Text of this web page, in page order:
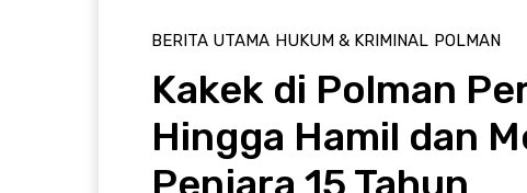
BERITA UTAMA HUKUM & KRIMINAL POLMAN
Kakek di Polman
Hingga Hamil dan
Penjara 15 Tahun